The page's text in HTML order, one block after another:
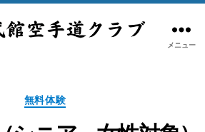
手
メニュー
カ
テ
ゴ
無料体験